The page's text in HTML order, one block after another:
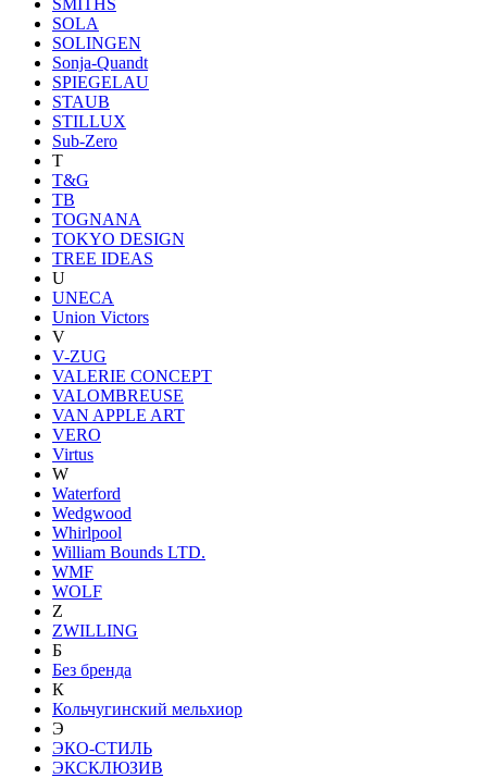
SOLA
SOLINGEN
Sonja-Quandt
SPIEGELAU
STAUB
STILLUX
Sub-Zero
T
T&G
TB
TOGNANA
TOKYO DESIGN
TREE IDEAS
U
UNECA
Union Victors
V
V-ZUG
VALERIE CONCEPT
VALOMBREUSE
VAN APPLE ART
VERO
Virtus
W
Waterford
Wedgwood
Whirlpool
William Bounds LTD.
WMF
WOLF
Z
ZWILLING
Б
Без бренда
К
Кольчугинский мельхиор
Э
ЭКО-СТИЛЬ
ЭКСКЛЮЗИВ